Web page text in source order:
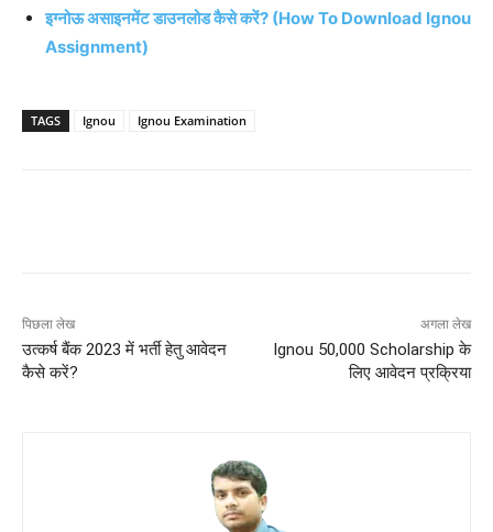
इग्नोऊ असाइनमेंट डाउनलोड कैसे करें? (How To Download Ignou
Assignment)
TAGS Ignou Ignou Examination
पिछला लेख
उत्कर्ष बैंक 2023 में भर्ती हेतु आवेदन
कैसे करें?
अगला लेख
Ignou 50,000 Scholarship के
लिए आवेदन प्रक्रिया